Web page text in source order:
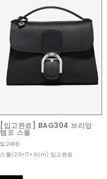
[입고완료] BAG304 브리앙
템포 스몰
입고예정
스몰(23×17×6cm) 입고완료